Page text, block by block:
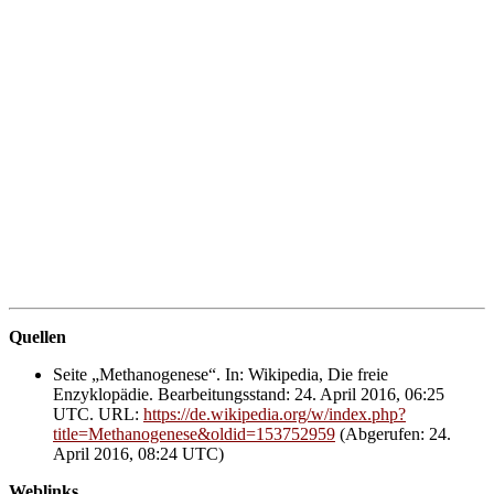
Quellen
Seite „Methanogenese“. In: Wikipedia, Die freie
Enzyklopädie. Bearbeitungsstand: 24. April 2016, 06:25
UTC. URL: https://de.wikipedia.org/w/index.php?
title=Methanogenese&oldid=153752959 (Abgerufen: 24.
April 2016, 08:24 UTC)